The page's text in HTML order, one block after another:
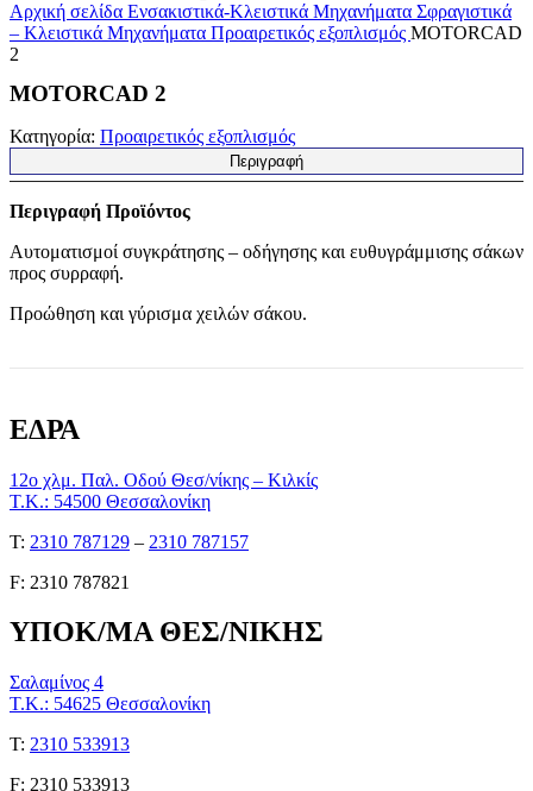
Αρχική σελίδα Ενσακιστικά-Κλειστικά Μηχανήματα Σφραγιστικά
– Κλειστικά Μηχανήματα Προαιρετικός εξοπλισμός MOTORCAD
2
MOTORCAD 2
Κατηγορία: Προαιρετικός εξοπλισμός
Περιγραφή
Περιγραφή Προϊόντος
Αυτοματισμοί συγκράτησης – οδήγησης και ευθυγράμμισης σάκων
προς συρραφή.
Προώθηση και γύρισμα χειλών σάκου.
ΕΔΡΑ
12ο χλμ. Παλ. Οδού Θεσ/νίκης – Κιλκίς
Τ.Κ.: 54500 Θεσσαλονίκη
Τ: 2310 787129 – 2310 787157
F: 2310 787821
ΥΠΟΚ/ΜΑ ΘΕΣ/ΝΙΚΗΣ
Σαλαμίνος 4
Τ.Κ.: 54625 Θεσσαλονίκη
Τ: 2310 533913
F: 2310 533913